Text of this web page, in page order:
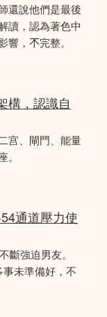
還說他們是最後
讀，認為著色中
，𣎴完整。
構，認識自
宫、閘門、能量
通道壓力使
斷強迫男友。
未準備好，不